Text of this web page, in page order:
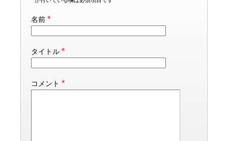
名前 *
タイトル *
コメント *